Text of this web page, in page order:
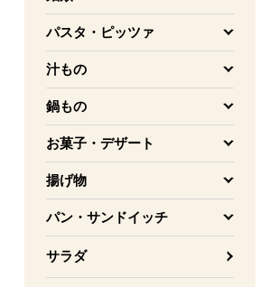
パスタ・ピッツァ
を開く
汁もの
を開く
鍋もの
を開く
お菓子・デザート
を開く
揚げ物
を開く
パン・サンドイッチ
を開く
サラダ